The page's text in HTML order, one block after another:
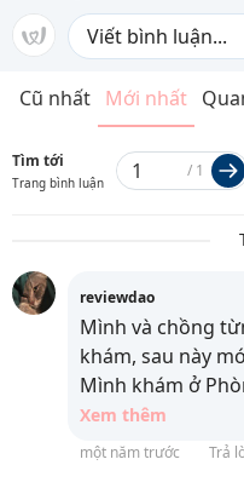
Cũ nhất Mới nhất
Tìm tới
Trang bình luận
/ 1
reviewdao
Mình và chồng
khám, sau này
Mình khám ở
Xem thêm
một năm trước Trả